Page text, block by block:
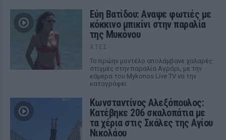
Εύη Βατίδου: Αναψε φωτιές με
κόκκινο μπικίνι στην παραλία
της Μυκόνου
ΧΤΕΣ
Το πρώην μοντέλο απολάμβανε χαλαρές
στιγμές στην παραλία Αγράρι, με την
κάμερα του Mykonos Live TV να την
καταγράφει
Κωνσταντίνος Αλεξόπουλος:
Κατέβηκε 206 σκαλοπάτια με
τα χέρια στις Σκάλες της Αγίου
Νικολάου